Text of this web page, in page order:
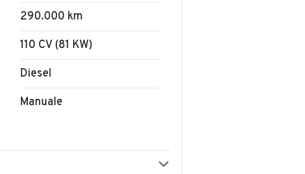
290.000 km
110 CV (81 KW)
Diesel
Manuale